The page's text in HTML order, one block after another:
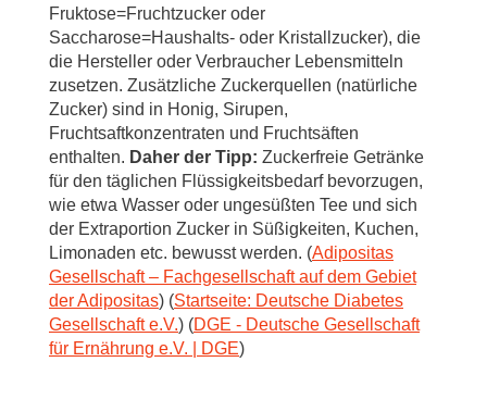
Fruktose=Fruchtzucker oder
Saccharose=Haushalts- oder Kristallzucker), die
die Hersteller oder Verbraucher Lebensmitteln
zusetzen. Zusätzliche Zuckerquellen (natürliche
Zucker) sind in Honig, Sirupen,
Fruchtsaftkonzentraten und Fruchtsäften
enthalten. Daher der Tipp: Zuckerfreie Getränke
für den täglichen Flüssigkeitsbedarf bevorzugen,
wie etwa Wasser oder ungesüßten Tee und sich
der Extraportion Zucker in Süßigkeiten, Kuchen,
Limonaden etc. bewusst werden. (Adipositas
Gesellschaft – Fachgesellschaft auf dem Gebiet
der Adipositas) (Startseite: Deutsche Diabetes
Gesellschaft e.V.) (DGE - Deutsche Gesellschaft
für Ernährung e.V. | DGE)